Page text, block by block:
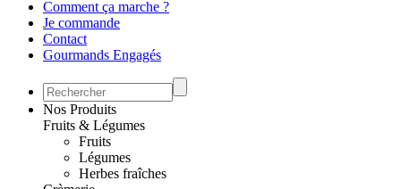
Comment ça marche ?
Je commande
Contact
Gourmands Engagés
Nos Produits
Fruits & Légumes
Fruits
Légumes
Herbes fraîches